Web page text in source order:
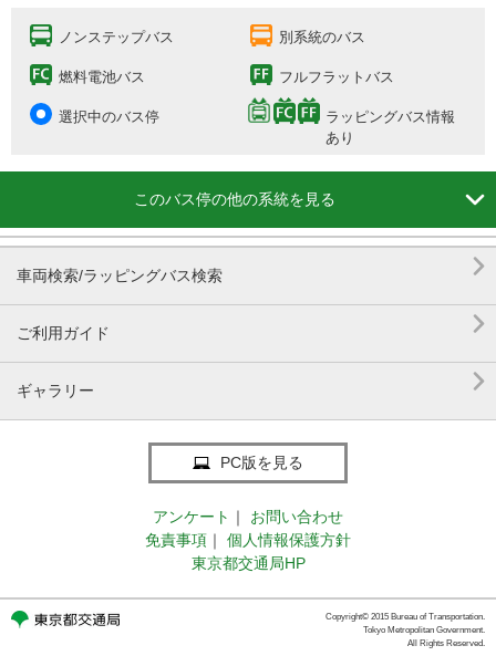
ノンステップバス 別系統のバス
燃料電池バス フルフラットバス
選択中のバス停
ラッピングバス情報
あり
このバス停の他の系統を見る 
車両検索/ラッピングバス検索 
ご利用ガイド 
ギャラリー 
PC版を見る
アンケート ｜
お問い合わせ
免責事項 ｜
個人情報保護方針
東京都交通局HP
Copyright© 2015 Bureau of Transportation.
Tokyo Metropolitan Government.
All Rights Reserved.